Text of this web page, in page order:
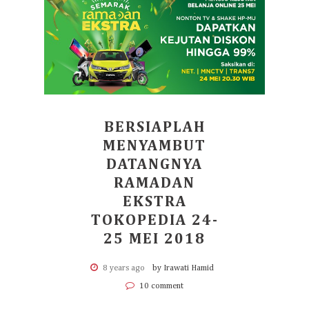
BERSIAPLAH
MENYAMBUT
DATANGNYA
RAMADAN
EKSTRA
TOKOPEDIA 24-
25 MEI 2018
8 years ago by Irawati Hamid
10 comment